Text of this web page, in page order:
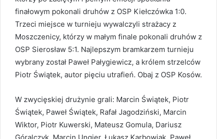
finałowym pokonali druhów z OSP Kiełczówka 1:0.
Trzeci miejsce w turnieju wywalczyli strażacy z
Moszczenicy, którzy w małym finale pokonali druhów z
OSP Sierosław 5:1. Najlepszym bramkarzem turnieju
wybrany został Paweł Pałygiewicz, a królem strzelców
Piotr Świątek, autor pięciu utrafień. Obaj z OSP Kosów.
W zwycięskiej drużynie grali: Marcin Świątek, Piotr
Świątek, Paweł Świątek, Rafał Jagodziński, Marcin
Wiktor, Piotr Kuwerski, Mateusz Gomula, Dariusz